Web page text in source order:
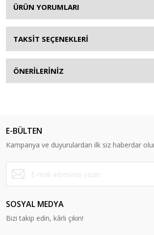
ÜRÜN YORUMLARI
TAKSİT SEÇENEKLERİ
ÖNERİLERİNİZ
E-BÜLTEN
Kampanya ve duyurulardan ilk siz haberdar
SOSYAL MEDYA
Bizi takip edin, kârlı çıkın!